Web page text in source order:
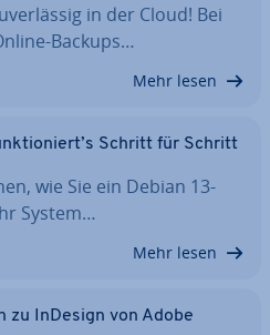
in der Cloud! Bei
Backups…
Mehr lesen
Schritt für Schritt
wie Sie ein Debian 13-
System…
Mehr lesen
InDesign von Adobe